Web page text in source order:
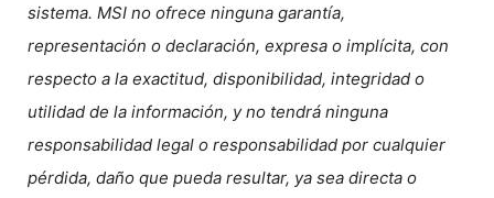
sistema. MSI no ofrece ninguna garantía,
representación o declaración, expresa o implícita, con
respecto a la exactitud, disponibilidad, integridad o
utilidad de la información, y no tendrá ninguna
responsabilidad legal o responsabilidad por cualquier
pérdida, daño que pueda resultar, ya sea directa o